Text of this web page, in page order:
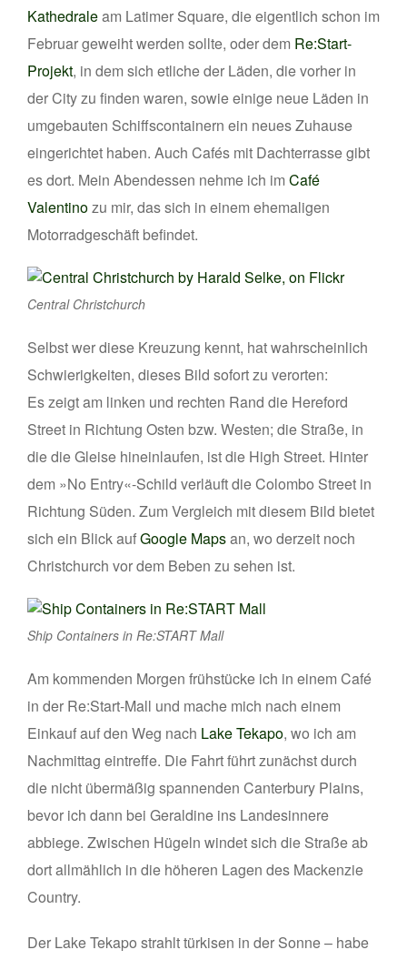
Kathedraleam Latimer Square, die eigentlich schon im
Februar geweiht werden sollte, oder dem Re:Start-
Projekt, in dem sich etliche der Läden, die vorher in
der City zu finden waren, sowie einige neue Läden in
umgebauten Schiffscontainern ein neues Zuhause
eingerichtet haben. Auch Cafés mit Dachterrasse gibt
es dort. Mein Abendessen nehme ich im Café
Valentinozu mir, das sich in einem ehemaligen
Motorradgeschäft befindet.
Central Christchurch
Selbst wer diese Kreuzung kennt, hat wahrscheinlich
Schwierigkeiten, dieses Bild sofort zu verorten:
Es zeigt am linken und rechten Rand die Hereford
Street in Richtung Osten bzw. Westen; die Straße, in
die die Gleise hineinlaufen, ist die High Street. Hinter
dem »No Entry«-Schild verläuft die Colombo Street in
Richtung Süden. Zum Vergleich mit diesem Bild bietet
sich ein Blick aufGoogle Mapsan, wo derzeit noch
Christchurch vor dem Beben zu sehen ist.
Ship Containers in Re:START Mall
Am kommenden Morgen frühstücke ich in einem Café
in der Re:Start-Mall und mache mich nach einem
Einkauf auf den Weg nach Lake Tekapo, wo ich am
Nachmittag eintreffe. Die Fahrt führt zunächst durch
die nicht übermäßig spannenden Canterbury Plains,
bevor ich dann bei Geraldine ins Landesinnere
abbiege. Zwischen Hügeln windet sich die Straße ab
dort allmählich in die höheren Lagen des Mackenzie
Country.
Der Lake Tekapo strahlt türkisen in der Sonne – habe